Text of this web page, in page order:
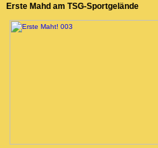
Erste Mahd am TSG-Sportgelände